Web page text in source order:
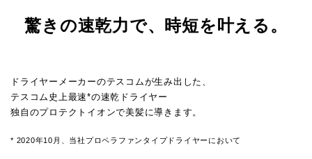
驚きの速乾力で、時短を叶える。
ドライヤーメーカーのテスコムが生み出した、
テスコム史上最速*の速乾ドライヤー
独自のプロテクトイオンで美髪に導きます。
* 2020年10月、当社プロペラファンタイプドライヤーにおいて